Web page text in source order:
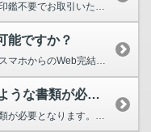
原則、インターネットバンキングや店頭で印鑑不要でお取引いただけます。 ただし、お取引の内容に...
能ですか？
インターネット支店であれば、来店不要・スマホからのWeb完結で口座を作成することができます...
Webで口座開設する場合、どのような書類が必要になりますか？
運転免許証などの顔写真付きの本人確認書類が必要となります。（印鑑は必要ありません。） →...